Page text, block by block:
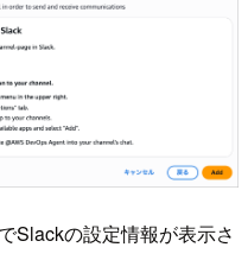
Slackの設定情報が表示さ